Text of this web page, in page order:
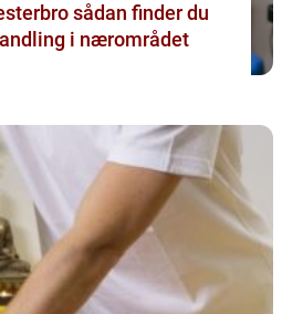
finder du
i nærområdet